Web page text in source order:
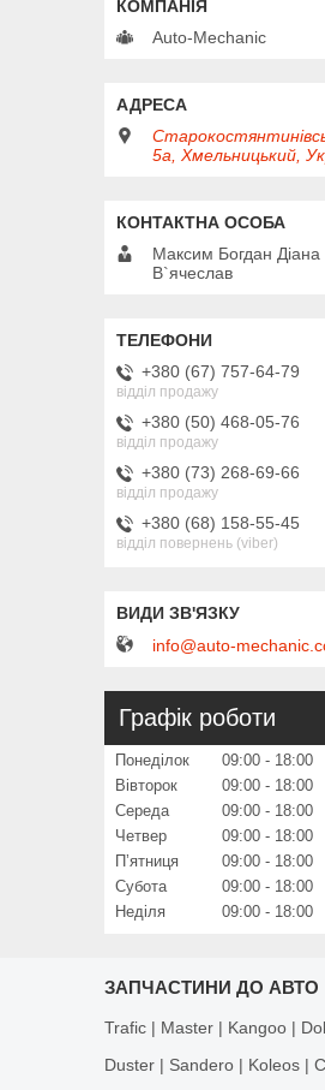
Auto-Mechanic
5а, Хмельницький,
Максим Богдан Діана
В`ячеслав
+380 (67) 757-64-79
відділ продажу
+380 (50) 468-05-76
відділ продажу
+380 (73) 268-69-66
відділ продажу
+380 (68) 158-55-45
відділ повернень (viber)
info@auto-
Графік роботи
Понеділок 09:00
18:00
Вівторок
09:00
18:00
Середа
09:00
18:00
Четвер
09:00
18:00
Пʼятниця
09:00
18:00
Субота
09:00
18:00
Неділя
09:00 18:00
ЗАПЧАСТИНИ ДО АВТО
Trafic | Master | Kangoo |
Duster | Sandero | Koleos |